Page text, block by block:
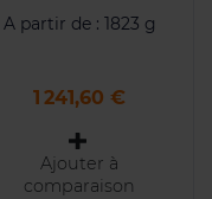
A partir de : 1823 g
Prix
1 241,60 €
Ajouter à
comparaison